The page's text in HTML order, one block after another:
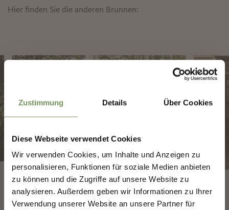
Zustimmung Details Über Cookies
Diese Webseite verwendet Cookies
Wir verwenden Cookies, um Inhalte und Anzeigen zu
personalisieren, Funktionen für soziale Medien anbieten
zu können und die Zugriffe auf unsere Website zu
analysieren. Außerdem geben wir Informationen zu Ihrer
Verwendung unserer Website an unsere Partner für
Hier finden Sie die anderen Brunnen:
1462
✖
MERANS ZUKUNFT
GESTALTEN — GEMEINSAM.
MERANS ZUKUNFT GESTALTEN —
GEMEINSAM.